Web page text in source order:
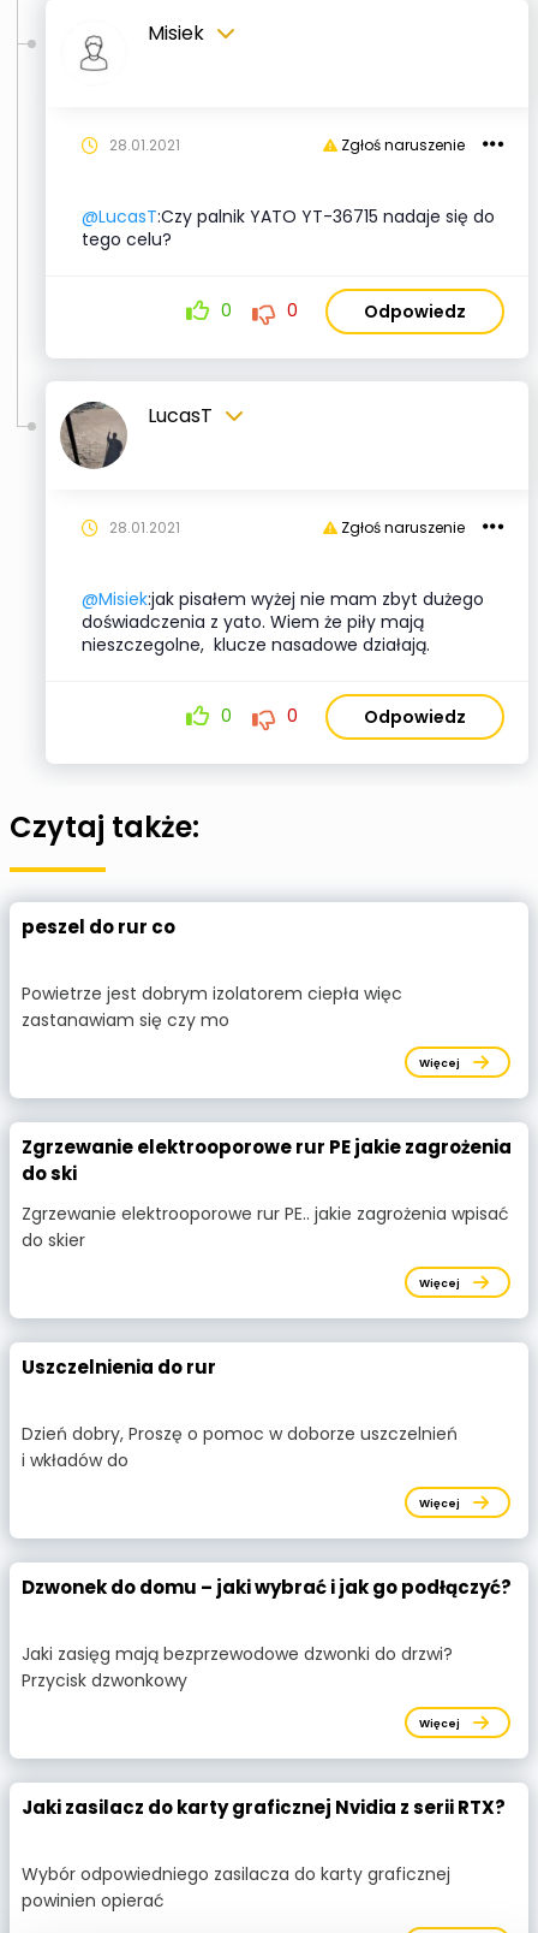
Misiek
Zgłoś naruszenie
28.01.2021
@LucasT:Czy palnik YATO YT-36715 nadaje się do
tego celu?
0 0 Odpowiedz
LucasT
Zgłoś naruszenie
28.01.2021
@Misiek:jak pisałem wyżej nie mam zbyt dużego
doświadczenia z yato. Wiem że piły mają
nieszczegolne, klucze nasadowe działają.
0 0 Odpowiedz
Czytaj także:
peszel do rur co
Powietrze jest dobrym izolatorem ciepła więc
zastanawiam się czy mo
Więcej
Zgrzewanie elektrooporowe rur PE jakie zagrożenia
do ski
Zgrzewanie elektrooporowe rur PE.. jakie zagrożenia wpisać
do skier
Więcej
Uszczelnienia do rur
Dzień dobry, Proszę o pomoc w doborze uszczelnień
i wkładów do
Więcej
Dzwonek do domu – jaki wybrać i jak go podłączyć?
Jaki zasięg mają bezprzewodowe dzwonki do drzwi?
Przycisk dzwonkowy
Więcej
Jaki zasilacz do karty graficznej Nvidia z serii RTX?
Wybór odpowiedniego zasilacza do karty graficznej
powinien opierać